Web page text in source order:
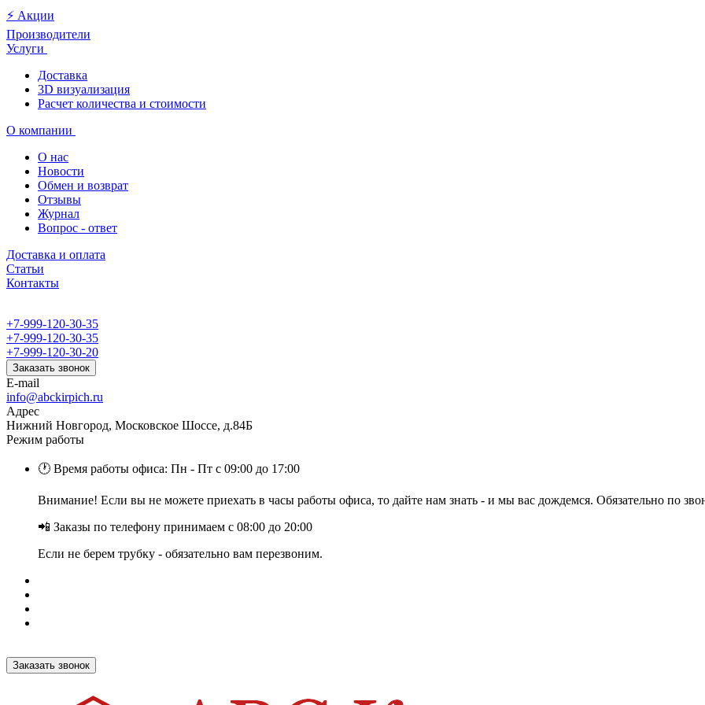
⚡️ Акции
Производители
Услуги
Доставка
3D визуализация
Расчет количества и стоимости
О компании
О нас
Новости
Обмен и возврат
Отзывы
Журнал
Вопрос - ответ
Доставка и оплата
Статьи
Контакты
+7-999-120-30-35
+7-999-120-30-35
+7-999-120-30-20
Заказать звонок
E-mail
info@abckirpich.ru
Адрес
Нижний Новгород, Московское Шоссе, д.84Б
Режим работы
🕐 Время работы офиса: Пн - Пт с 09:00 до 17:00
Внимание! Если вы не можете приехать в часы работы офиса, то дайте нам знать - и мы вас дождемся. Обязательно по
📲 Заказы по телефону принимаем с 08:00 до 20:00
Если не берем трубку - обязательно вам перезвоним.
Заказать звонок